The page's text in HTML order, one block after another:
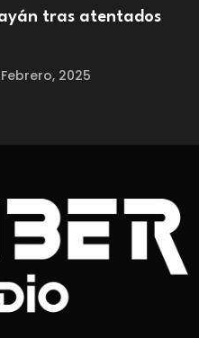
tras atentados
Febrero, 2025